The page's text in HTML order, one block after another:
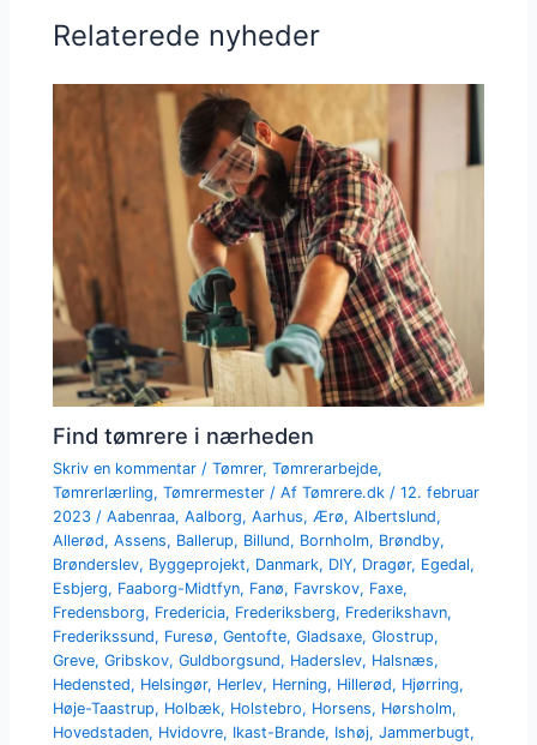
Relaterede nyheder
Find tømrere i nærheden
Skriv en kommentar /Tømrer,Tømrerarbejde,
Tømrerlærling,Tømrermester / AfTømrere.dk /12. februar
2023 /Aabenraa,Aalborg,Aarhus, Ærø,Albertslund,
Allerød,Assens, Ballerup, Billund, Bornholm, Brøndby,
Brønderslev, Byggeprojekt, Danmark, DIY, Dragør, Egedal,
Esbjerg, Faaborg-Midtfyn, Fanø, Favrskov, Faxe,
Fredensborg, Fredericia, Frederiksberg, Frederikshavn,
Frederikssund, Furesø,Gentofte,Gladsaxe,Glostrup,
Greve,Gribskov,Guldborgsund, Haderslev, Halsnæs,
Hedensted, Helsingør, Herlev, Herning, Hillerød, Hjørring,
Høje-Taastrup, Holbæk, Holstebro, Horsens, Hørsholm,
Hovedstaden, Hvidovre, Ikast-Brande, Ishøj,Jammerbugt,